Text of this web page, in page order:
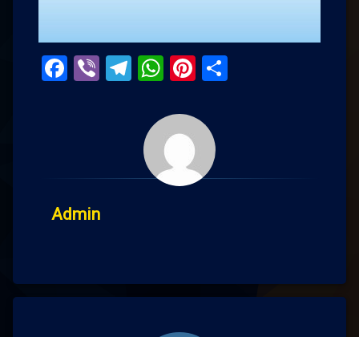
Facebook
ViberTelegram
WhatsApp
Pinterest
Admin